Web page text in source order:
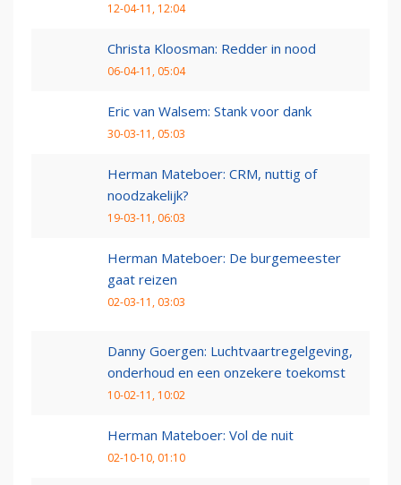
12-04-11, 12:04
Christa Kloosman: Redder in nood
06-04-11, 05:04
Eric van Walsem: Stank voor dank
30-03-11, 05:03
Herman Mateboer: CRM, nuttig of
noodzakelijk?
19-03-11, 06:03
Herman Mateboer: De burgemeester
gaat reizen
02-03-11, 03:03
Danny Goergen: Luchtvaartregelgeving,
onderhoud en een onzekere toekomst
10-02-11, 10:02
Herman Mateboer: Vol de nuit
02-10-10, 01:10